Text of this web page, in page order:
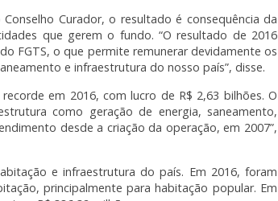
Curador, o resultado é consequência da
que gerem o fundo. “O resultado de 2016
FGTS, o que permite remunerar devidamente os
e infraestrutura do nosso país”, disse.
em 2016, com lucro de R$ 2,63 bilhões. O
como geração de energia, saneamento,
desde a criação da operação, em 2007”,
e infraestrutura do país. Em 2016, foram
principalmente para habitação popular. Em